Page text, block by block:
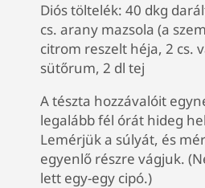
Diós töltelék: 40 dkg
cs. arany mazsola (a
citrom reszelt héja, 2 cs.
sütőrum, 2 dl tej
A tészta hozzávalóit
legalább fél órát hideg
Lemérjük a súlyát, és
egyenlő részre vágjuk.
lett egy-egy cipó.)